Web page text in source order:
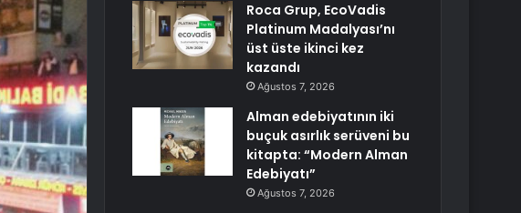
Roca Grup, EcoVadis
Platinum Madalyası’nı
üst üste ikinci kez
kazandı
Ağustos 7, 2026
Alman edebiyatının iki
buçuk asırlık serüveni bu
kitapta: “Modern Alman
Edebiyatı”
Ağustos 7, 2026